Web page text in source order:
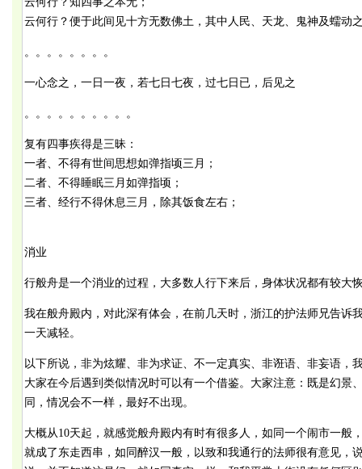
云何行？便于此间见十方无数佛土，其中人民、天龙、鬼神及蠕动
。。。。。。。。
一心念之，一日一夜，若七日七夜，过七日已，后见之
。。。。。。。。。。
复有四事疾得是三昧：
一者、不得有世间思想如弹指顷三月；
二者、不得睡眠三月如弹指顷；
三者、经行不得休息三月，除其饭食左右；
消业
行般舟是一个消业的过程，大多数人行下来后，身体状况都有较大
我在般舟殿内，对此深有体会，在前几天时，浙江的护法师兄告诉
一天减轻。
以下所说，非为炫耀、非为求证、不一定真实、非诳语、非妄语，
大家在今后遇到类似情况时可以有一个借鉴。大家注意：既是幻景
同，情况会不一样，最好不出现。
大概从10天起，就感觉般舟殿内有时有很多人，如同一个闹市一般
就成了东走西串，如同醉汉一般，以致和我通行的法师很有意见，